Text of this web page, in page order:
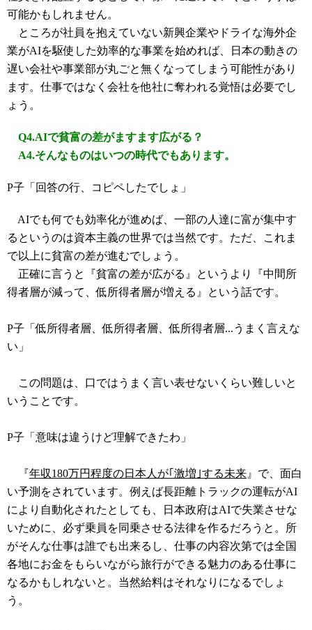
可能かもしれません。
ところが社員を抱えていない新興企業やドライな海外企
業がAIを駆使した効率的な事業を始めれば、日本の動きの
遅い会社や事業部が丸ごと無くなってしまう可能性があり
ます。仕事ではなく会社を他社に奪われる覚悟は必要でし
ょう。
Q4.AIで貧富の差がますます広がる？
A4.そんなものはいつの時代でもあります。
P子「回答の行、コピペしたでしょ」
AIでも何でも効率化が進めば、一部の人達に富が集中す
るというのは資本主義の世界では当然です。ただ、これま
で以上に貧富の差が進むでしょう。
正確に言うと『貧富の差が広がる』というより『中間所
得者層が減って、低所得者層が増える』という話です。
P子「低所得者層、低所得者層、低所得者層...うまく言えな
い」
この問題は、口ではうまく言い表せないくらい難しいと
いうことです。
P子「意味は違うけど理解できたわ」
『年収180万円程度の日本人が｢激増｣する未来 』で、面白
い予測をされています。例えば長距離トラックの運転がAI
により自動化されたとしても、日本政府はAIで失業させな
いために、必ず乗員を同乗させる法律を作るだろうと。所
がそんな仕事は誰でも出来るし、仕事の内容次第では全国
各地にお金をもらいながら旅行ができる魅力のある仕事に
なるかもしれないと。当然給料はそれなりになるでしょ
う。